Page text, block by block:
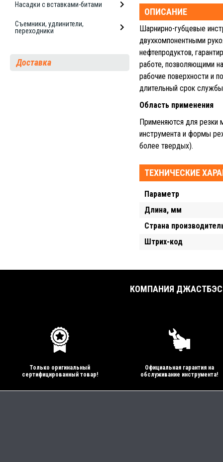
Насадки с вставками-битами
Съемники, удлинители,
переходники
Доставка
ОПИСАНИЕ
Шарнирно-губцевые
двухкомпонентными
нефтепродуктов,
работе, позволяющими
рабочие поверхности и
длительный срок
Область применения
Применяются для резки
инструмента и формы
более твердых).
ТЕХНИЧЕСКИЕ
Параметр
Длина, мм
Страна
Штрих-код
КОМПАНИЯ
Только оригинальный
сертифицированный товар!
Официальная гарантия на
обслуживание инструмента!